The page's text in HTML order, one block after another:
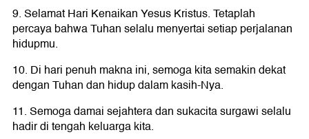
9. Selamat Hari Kenaikan Yesus Kristus. Tetaplah
percaya bahwa Tuhan selalu menyertai setiap perjalanan
hidupmu.
10. Di hari penuh makna ini, semoga kita semakin dekat
dengan Tuhan dan hidup dalam kasih-Nya.
11. Semoga damai sejahtera dan sukacita surgawi selalu
hadir di tengah keluarga kita.